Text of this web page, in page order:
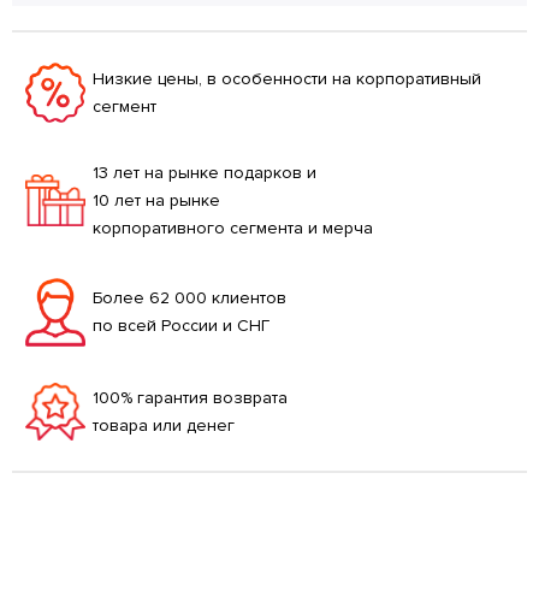
Низкие цены, в особенности на корпоративный
сегмент
13 лет на рынке подарков и
10 лет на рынке
корпоративного сегмента и мерча
Более 62 000 клиентов
по всей России и СНГ
100% гарантия возврата
товара или денег